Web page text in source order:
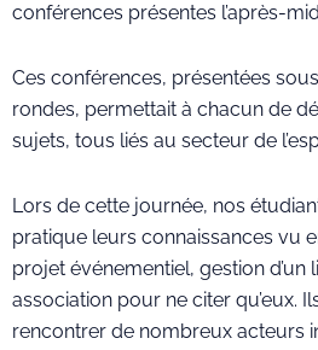
conférences présentes l’après-
Ces conférences, présentées
rondes, permettait à chacun de
sujets, tous liés au secteur de
Lors de cette journée, nos
pratique leurs connaissances vu
projet événementiel, gestion d’un
association pour ne citer qu’eux.
rencontrer de nombreux acteurs